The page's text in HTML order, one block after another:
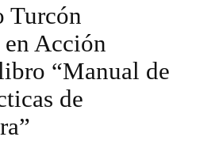
Turcón
Acción
“Manual de
de